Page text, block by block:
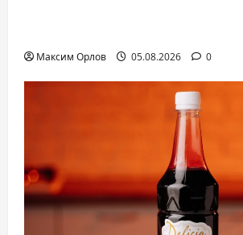
Максим Орлов 05.08.2026 0